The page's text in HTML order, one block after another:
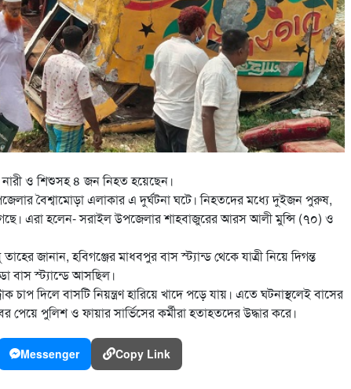
নারী ও শিশুসহ ৪ জন নিহত হয়েছেন।
বৈশ্বামোড়া এলাকার এ দুর্ঘটনা ঘটে। নিহতদের মধ্যে দুইজন পুরুষ,
এরা হলেন- সরাইল উপজেলার শাহবাজুরের আরস আলী মুন্সি (৭০) ও
জানান, হবিগঞ্জের মাধবপুর বাস স্ট্যান্ড থেকে যাত্রী নিয়ে দিগন্ত
বাস স্ট্যান্ডে আসছিল।
দিলে বাসটি নিয়ন্ত্রণ হারিয়ে খাদে পড়ে যায়। এতে ঘটনাস্থলেই বাসের
পুলিশ ও ফায়ার সার্ভিসের কর্মীরা হতাহতদের উদ্ধার করে।
Messenger Copy Link